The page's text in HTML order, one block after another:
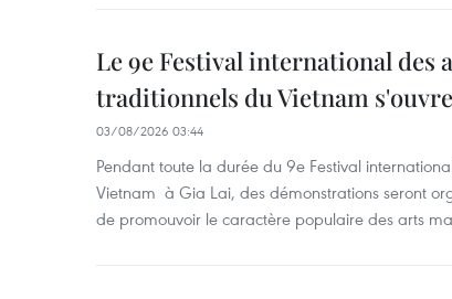
Le 9e Festival international des
traditionnels du Vietnam
03/08/2026 03:44
Pendant toute la durée du 9e Festival
Vietnam à Gia Lai, des démonstrations seront
de promouvoir le caractère populaire des arts